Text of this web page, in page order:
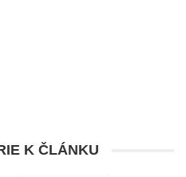
K ČLÁNKU